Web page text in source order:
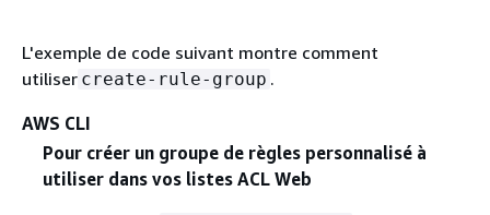
L'exemple de code suivant montre comment
utiliser create-rule-group .
AWS CLI
Pour créer un groupe de règles personnalisé à
utiliser dans vos listes ACL Web